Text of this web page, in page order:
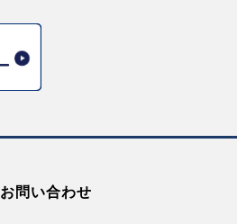
お問い合わせ